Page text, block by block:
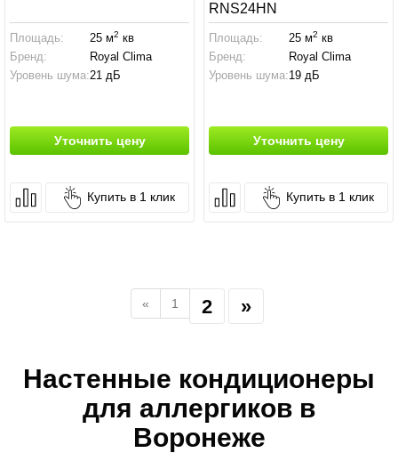
Площадь: 25 м2 кв
Бренд:
Royal Clima
Уровень шума:21 дБ
Уточнить цену
Купить в 1 клик
RNS24HN
Площадь: 25 м2 кв
Бренд:
Royal Clima
Уровень шума:19 дБ
Уточнить цену
Купить в 1 клик
« 1 2 »
Настенные кондиционеры
для аллергиков в
Воронеже